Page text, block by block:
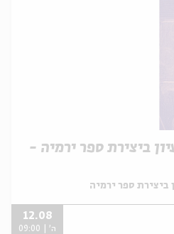
ירמיהו ותלמידיו - עיון ביצירת ספר ירמיה -
ביצירת ספר ירמיה
12.08
ה' | 09:00